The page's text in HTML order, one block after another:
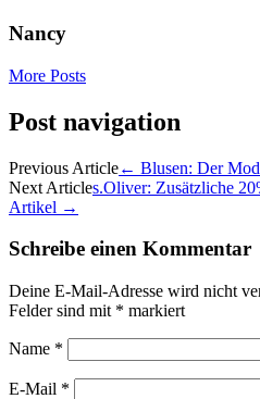
Nancy
More Posts
Post navigation
Previous Article← Blusen: Der
Next Articles.Oliver: Zusätzliche
Artikel →
Schreibe einen Kommentar
Deine E-Mail-Adresse wird nicht
Felder sind mit * markiert
Name *
E-Mail *